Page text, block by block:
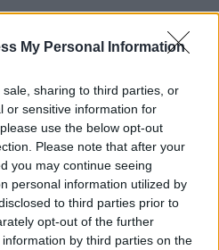
My Personal Information
sharing to third parties, or
or sensitive information for
use the below opt-out
Please note that after your
you may continue seeing
personal information utilized by
to third parties prior to
opt-out of the further
by third parties on the